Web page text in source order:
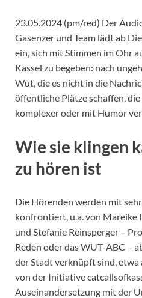
23.05.2024 (pm/red) Der
Gasenzer und Team lädt ab
ein, sich mit Stimmen im Ohr
Kassel zu begeben: nach
Wut, die es nicht in die
öffentliche Plätze schaffen,
komplexer oder mit Humor
Wie sie klingen
zu hören ist
Die Hörenden werden mit
konfrontiert, u.a. von Mareike
und Stefanie Reinsperger –
Reden oder das WUT-ABC –
der Stadt verknüpft sind, etwa
von der Initiative
Auseinandersetzung mit der